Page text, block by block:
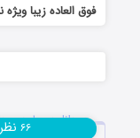
فوق العاده زیبا ویژه
دانلود مولودی
۶۶ نظر